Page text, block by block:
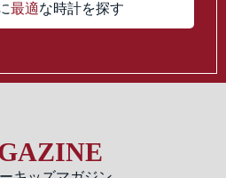
最適な時計を探す